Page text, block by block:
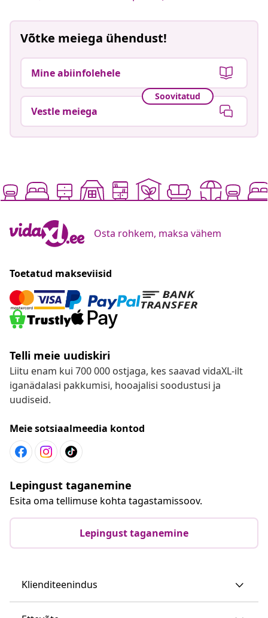
Võtke meiega ühendust!
Mine abiinfolehele
Soovitatud
Vestle meiega
Osta rohkem, maksa vähem
Toetatud makseviisid
Telli meie uudiskiri
Liitu enam kui 700 000 ostjaga, kes saavad vidaXL-ilt
iganädalasi pakkumisi, hooajalisi soodustusi ja
uudiseid.
Meie sotsiaalmeedia kontod
Lepingust taganemine
Esita oma tellimuse kohta tagastamissoov.
Lepingust taganemine
Klienditeenindus